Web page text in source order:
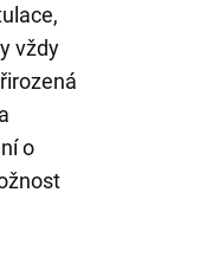
vždy
o